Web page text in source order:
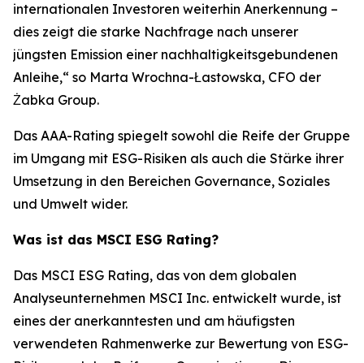
internationalen Investoren weiterhin Anerkennung –
dies zeigt die starke Nachfrage nach unserer
jüngsten Emission einer nachhaltigkeitsgebundenen
Anleihe,“ so Marta Wrochna-Łastowska, CFO der
Żabka Group.
Das AAA-Rating spiegelt sowohl die Reife der Gruppe
im Umgang mit ESG-Risiken als auch die Stärke ihrer
Umsetzung in den Bereichen Governance, Soziales
und Umwelt wider.
Was ist das MSCI ESG Rating?
Das MSCI ESG Rating, das von dem globalen
Analyseunternehmen MSCI Inc. entwickelt wurde, ist
eines der anerkanntesten und am häufigsten
verwendeten Rahmenwerke zur Bewertung von ESG-